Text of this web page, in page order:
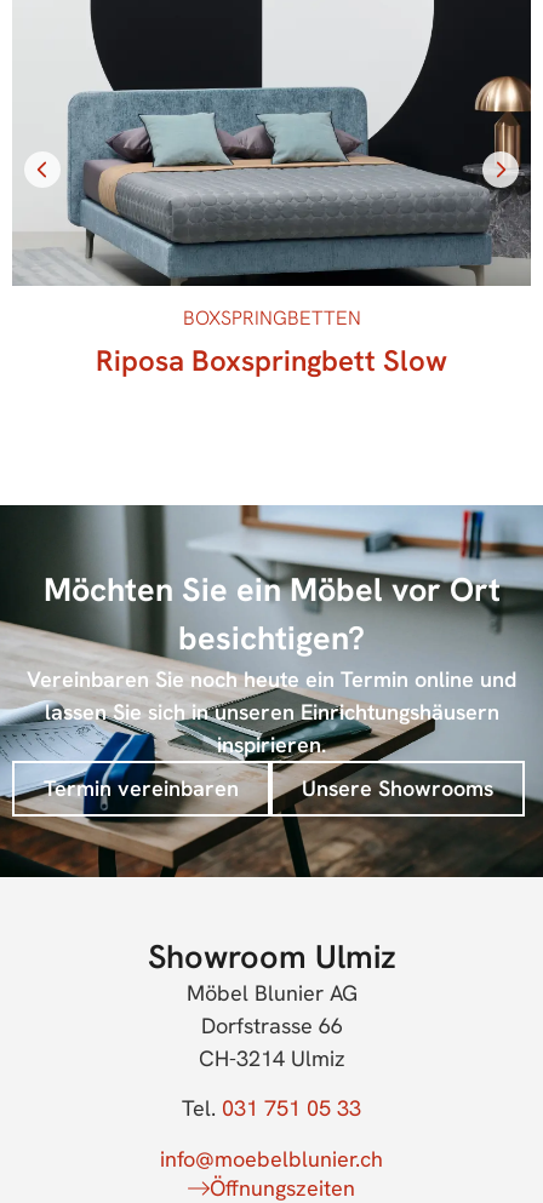
BOXSPRINGBETTEN
Riposa Boxspringbett Slow
Möchten Sie ein Möbel vor Ort
besichtigen?
Vereinbaren Sie noch heute ein Termin online und
lassen Sie sich in unseren Einrichtungshäusern
inspirieren.
Termin vereinbaren
Unsere Showrooms
Showroom Ulmiz
Möbel Blunier AG
Dorfstrasse 66
CH-3214 Ulmiz
Tel. 031 751 05 33
info@moebelblunier.ch
Öffnungszeiten